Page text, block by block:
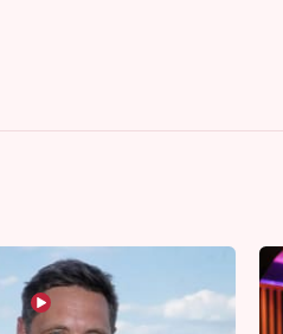
Vojta Dyk dřel
roli mezi